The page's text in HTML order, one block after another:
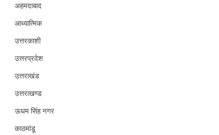
अहमदाबाद
आध्यात्मिक
उत्तरकाशी
उत्तरप्रदेश
उत्तराखंड
उत्तराखण्ड
ऊधम सिंह नगर
काठमांडू